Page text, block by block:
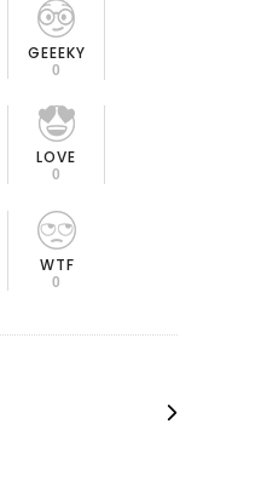
GEEEKY
0
LOVE
0
WTF
0